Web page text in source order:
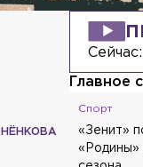
Сейчас:
Главное
Спорт
«Зенит»
«Родины»